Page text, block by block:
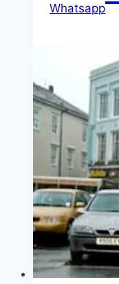
Whatsapp